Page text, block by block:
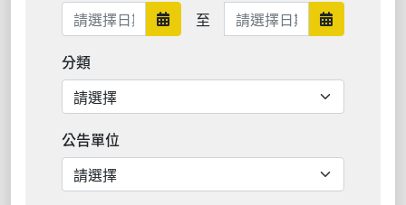
日期範圍開始
至 日期範圍結束 日期範圍
分類
公告單位